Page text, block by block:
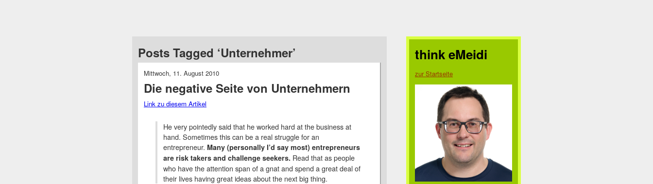
Posts Tagged ‘Unternehmer’
Mittwoch, 11. August 2010
Die negative Seite von Unternehmern
Link zu diesem Artikel
He very pointedly said that he worked hard at the business at
hand. Sometimes this can be a real struggle for an
entrepreneur. Many (personally I’d say most) entrepreneurs
are risk takers and challenge seekers. Read that as people
who have the attention span of a gnat and spend a great deal of
their lives having great ideas about the next big thing.
think eMeidi
zur Startseite